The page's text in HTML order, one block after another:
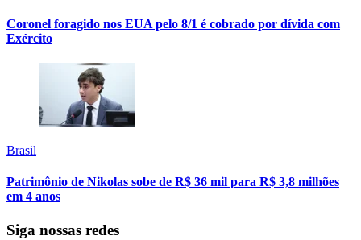
Coronel foragido nos EUA pelo 8/1 é cobrado por dívida com
Exército
Brasil
Patrimônio de Nikolas sobe de R$ 36 mil para R$ 3,8 milhões
em 4 anos
Siga nossas redes